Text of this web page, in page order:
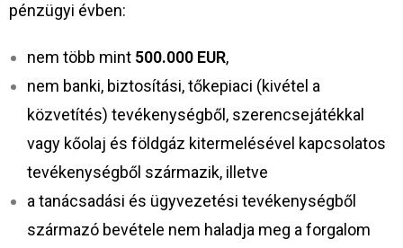
pénzügyi évben:
nem több mint 500.000 EUR,
nem banki, biztosítási, tőkepiaci (kivétel a
közvetítés) tevékenységből, szerencsejátékkal
vagy kőolaj és földgáz kitermelésével kapcsolatos
tevékenységből származik, illetve
a tanácsadási és ügyvezetési tevékenységből
származó bevétele nem haladja meg a forgalom